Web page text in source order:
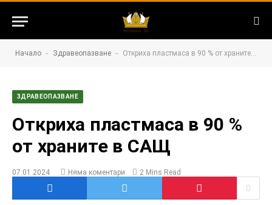
Начало - Здравеопазване - Откриха пластмаса в 90 % от храните в САЩ
ЗДРАВЕОПАЗВАНЕ
Откриха пластмаса в 90 %
от храните в САЩ
07.01.2024 Няма коментари 2 Mins Read